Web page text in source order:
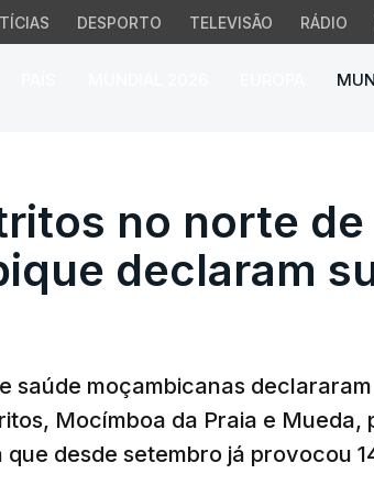
DESPORTO TELEVISÃO RÁDIO
no norte de
no norte de
declaram
saúde moçambicanas
Mocímboa da Praia e
desde setembro já provocou